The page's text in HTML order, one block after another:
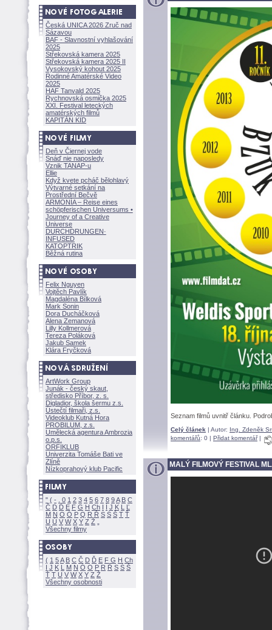
Česká UNICA 2026 Zruč nad
Sázavou
BAF - Slavnostní vyhlašování
2025
Střekovská kamera 2025
Střekovská kamera 2025 II
Vysokovský kohout 2025
Rodinné Amatérské Video
2025
HAF Tanvald 2025
Rychnovská osmička 2025
XXI. Festival leteckých
amatérských filmů
KAPITÁN KID
Deň v Čiernej vode
Snáď nie naposledy
Vznik TANAP-u
Ellie
Když kvete pcháč bělohlavý
Výtvarné setkání na
Prostřední Bečvě
ARMONÍA – Reise eines
schöpferischen Universums •
Journey of a Creative
Universe
DURCHDRUNGEN·
INFUSED
KATOPTRIK
Běžná rutina
Felix Nguyen
Vojtěch Pavlík
Magdaléna Bílkov
Mark Sonin
Dora Ducháčkov
Alena Zemanov
Lilly Kollmerov
Tereza Polákov
Jakub Samek
Klára Fryčkov
ArtWork Group
Junák - český skaut,
středisko Příbor, z. s.
Digladior, škola šermu z.s.
Ústečtí filmaři, z.s.
Videoklub Kutná Hora
PROBILUM, z.s.
Umělecká agentura Ambrozia
o.p.s.
ORFIKLUB
Univerzita Tomáše Bati ve
Zlíně
Nízkoprahový klub Pacific
" ( - 0 1 2 3 4 5 6 7 8 9A B C
Č D Ď E F G H Ch I Í J K L
Ľ
M N O Ó P Q R Ř S Ś T Ť
U Ú V W X Y Z
Všechny filmy
( 1 5A B C Č D Ď E F G H Ch
I J K L M N Ó O P R Ř S Ś
Ť T U V W X Y Z
Všechny osobnosti
Seznam filmů uvnitř článku.
Celý článek | Autor: Ing. Zdeněk
komentářů: 0 | Přidat komentář|
MALÝ FILMOVÝ FESTIVAL